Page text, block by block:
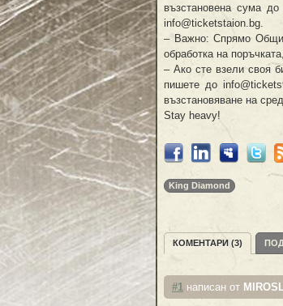
възстановена сума
info@ticketstaion.bg.
– Важно: Спрямо
обработка на
– Ако сте взели своя
пишете до
възстановяване на
Stay heavy!
King Diamond
КОМЕНТАРИ (3)
#1 написан от